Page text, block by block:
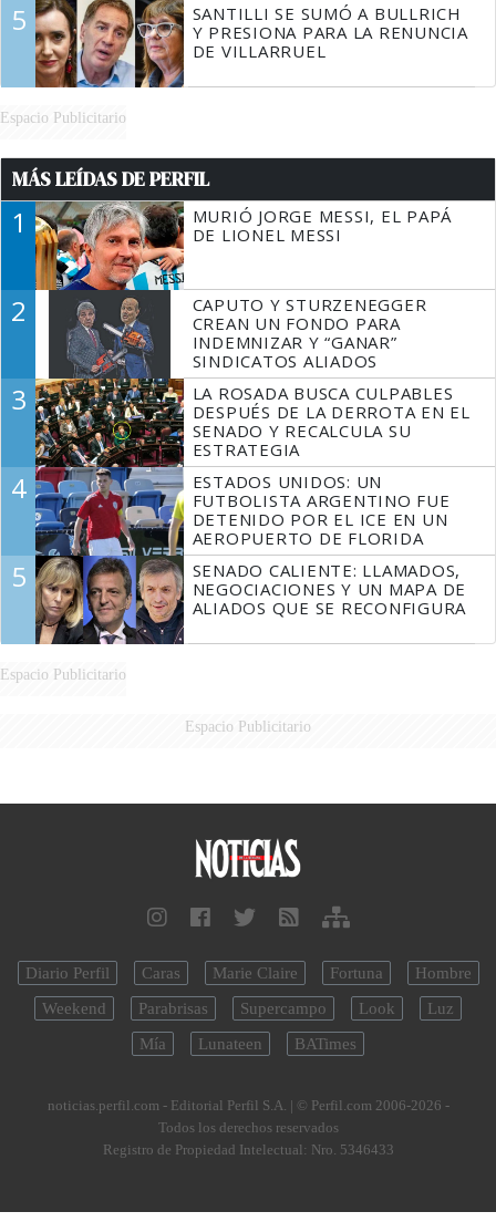
5
SANTILLI SE SUMÓ A BULLRICH
Y PRESIONA PARA LA RENUNCIA
DE VILLARRUEL
Espacio Publicitario
MÁS LEÍDAS DE PERFIL
1
MURIÓ JORGE MESSI, EL PAPÁ
DE LIONEL MESSI
2
CAPUTO Y STURZENEGGER
CREAN UN FONDO PARA
INDEMNIZAR Y “GANAR”
SINDICATOS ALIADOS
3
LA ROSADA BUSCA CULPABLES
DESPUÉS DE LA DERROTA EN EL
SENADO Y RECALCULA SU
ESTRATEGIA
4
ESTADOS UNIDOS: UN
FUTBOLISTA ARGENTINO FUE
DETENIDO POR EL ICE EN UN
AEROPUERTO DE FLORIDA
5
SENADO CALIENTE: LLAMADOS,
NEGOCIACIONES Y UN MAPA DE
ALIADOS QUE SE RECONFIGURA
Espacio Publicitario
Espacio Publicitario
Diario Perfil Caras Marie Claire Fortuna
Hombre
Weekend
Parabrisas Supercampo Look
Luz
Mía
Lunateen BATimes
noticias.perfil.com - Editorial Perfil S.A. | © Perfil.com 2006-2026 -
Todos los derechos reservados
Registro de Propiedad Intelectual: Nro. 5346433